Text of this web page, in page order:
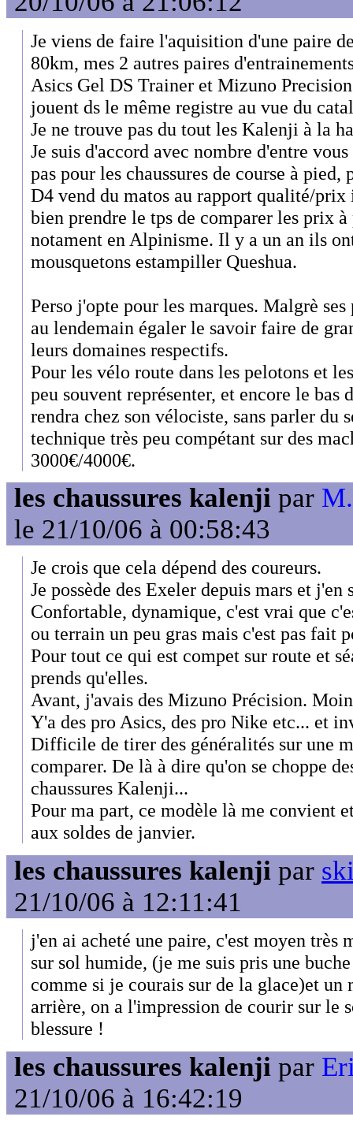
Je viens de faire l'aquisition d'une paire
80km, mes 2 autres paires
Asics Gel DS Trainer et Mizuno
jouent ds le même registre au vue du
Je ne trouve pas du tout les Kalenji à la
Je suis d'accord avec nombre d'entre
pas pour les chaussures de course à pied,
D4 vend du matos au rapport qualité/
bien prendre le tps de comparer les prix
notament en Alpinisme. Il y a un an ils
mousquetons estampiller Queshua.
Perso j'opte pour les marques. Malgrè
au lendemain égaler le savoir faire de
leurs domaines respectifs.
Pour les vélo route dans les pelotons et
peu souvent représenter, et encore le bas
rendra chez son vélociste, sans parler du
technique très peu compétant sur des
3000€/4000€.
les chaussures kalenji par
le 21/10/06 à 00:58:43
Je crois que cela dépend des coureurs.
Je possède des Exeler depuis mars et j'en
Confortable, dynamique, c'est vrai que
ou terrain un peu gras mais c'est pas fait
Pour tout ce qui est compet sur route et
prends qu'elles.
Avant, j'avais des Mizuno Précision.
Y'a des pro Asics, des pro Nike etc... et
Difficile de tirer des généralités sur une
comparer. De là à dire qu'on se choppe
chaussures Kalenji...
Pour ma part, ce modèle là me convient
aux soldes de janvier.
les chaussures kalenji par
21/10/06 à 12:11:41
j'en ai acheté une paire, c'est moyen très
sur sol humide, (je me suis pris une
comme si je courais sur de la glace)et un
arrière, on a l'impression de courir sur le
blessure !
les chaussures kalenji par
21/10/06 à 16:42:19